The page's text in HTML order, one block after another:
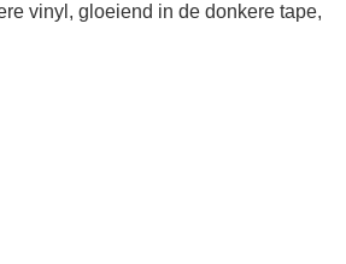
vinyl, gloeiend in de donkere tape,